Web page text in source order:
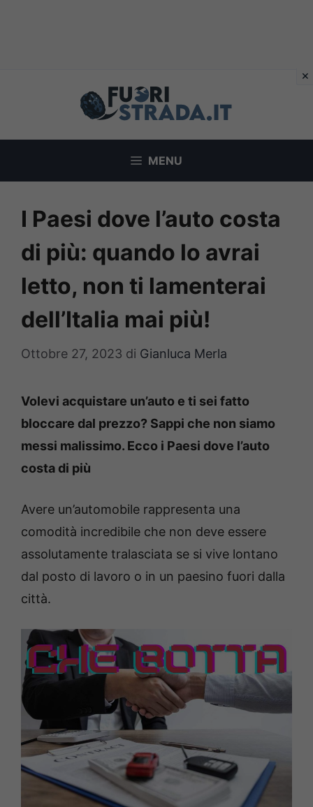
MENU
I Paesi dove l’auto costa
di più: quando lo avrai
letto, non ti lamenterai
dell’Italia mai più!
Ottobre 27, 2023 di Gianluca Merla
Volevi acquistare un’auto e ti sei fatto
bloccare dal prezzo? Sappi che non siamo
messi malissimo. Ecco i Paesi dove l’auto
costa di più
Avere un’automobile rappresenta una
comodità incredibile che non deve essere
assolutamente tralasciata se si vive lontano
dal posto di lavoro o in un paesino fuori dalla
città.